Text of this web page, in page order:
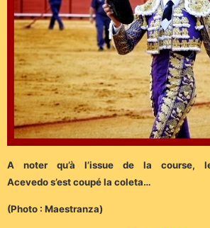
A noter qu’à l’issue de la course,
Acevedo s’est coupé la coleta…
(Photo : Maestranza)